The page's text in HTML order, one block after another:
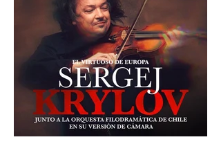
un repertorio que recorrerá seis décadas
de obras que transformaron l